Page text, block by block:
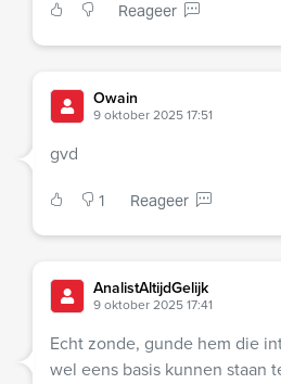
Reageer
Owain
9 oktober 2025 17:51
gvd
1 Reageer
AnalistAltijdGelijk
9 oktober 2025 17:41
Echt zonde, gunde hem die
wel eens basis kunnen staan